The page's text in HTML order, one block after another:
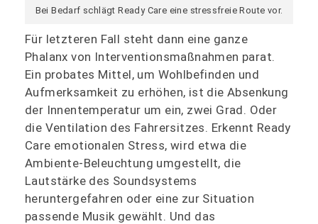
Bei Bedarf schlägt Ready Care eine stressfreie Route vor.
Für letzteren Fall steht dann eine ganze
Phalanx von Interventionsmaßnahmen parat.
Ein probates Mittel, um Wohlbefinden und
Aufmerksamkeit zu erhöhen, ist die Absenkung
der Innentemperatur um ein, zwei Grad. Oder
die Ventilation des Fahrersitzes. Erkennt Ready
Care emotionalen Stress, wird etwa die
Ambiente-Beleuchtung umgestellt, die
Lautstärke des Soundsystems
heruntergefahren oder eine zur Situation
passende Musik gewählt. Und das